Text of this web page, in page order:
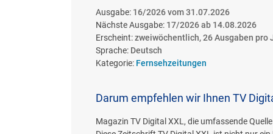
Ausgabe: 16/2026 vom 31.07.2026
Nächste Ausgabe: 17/2026 ab 14.08.2026
Erscheint:zweiwöchentlich, 26 Ausgaben pro
Sprache: Deutsch
Kategorie: Fernsehzeitungen
Darum empfehlen wir Ihnen TV
Magazin TV Digital XXL, die umfassende